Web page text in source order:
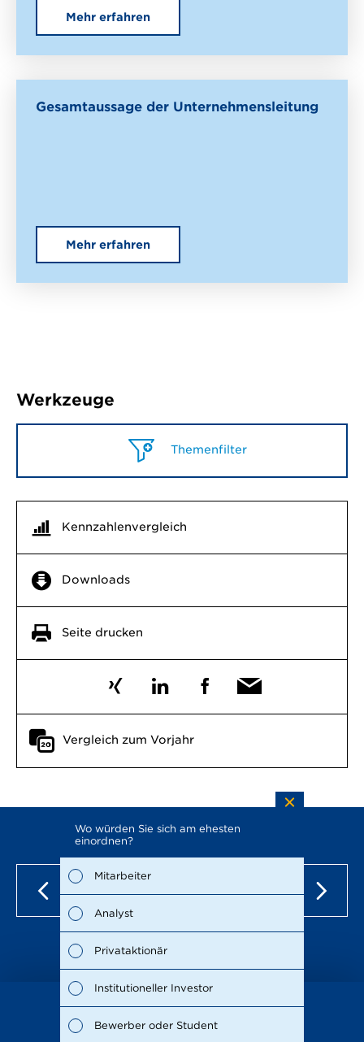
Mehr erfahren
Gesamtaussage der Unternehmensleitung
Mehr erfahren
Werkzeuge
Themenfilter
Kennzahlenvergleich
Downloads
Seite drucken
Vergleich zum Vorjahr
Stand: 15.12.2021
Wo würden Sie sich am ehesten
einordnen?
Mitarbeiter
Analyst
Privataktionär
Institutioneller Investor
Bewerber oder Student